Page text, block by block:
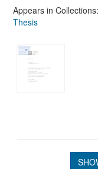
Appears in Collections:
Thesis